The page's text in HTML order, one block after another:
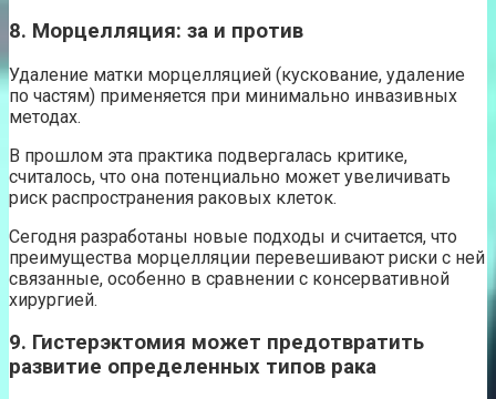
8. Морцелляция: за и против
Удаление матки морцелляцией (кускование, удаление
по частям) применяется при минимально инвазивных
методах.
В прошлом эта практика подвергалась критике,
считалось, что она потенциально может увеличивать
риск распространения раковых клеток.
Сегодня разработаны новые подходы и считается, что
преимущества морцелляции перевешивают риски с ней
связанные, особенно в сравнении с консервативной
хирургией.
9. Гистерэктомия может предотвратить
развитие определенных типов рака